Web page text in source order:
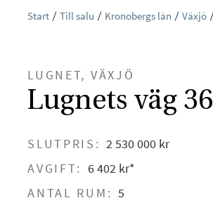
Start Till salu Kronobergs län Växjö
LUGNET, VÄXJÖ
Lugnets väg 36
SLUTPRIS: 2 530 000 kr
AVGIFT: 6 402 kr*
ANTAL RUM: 5